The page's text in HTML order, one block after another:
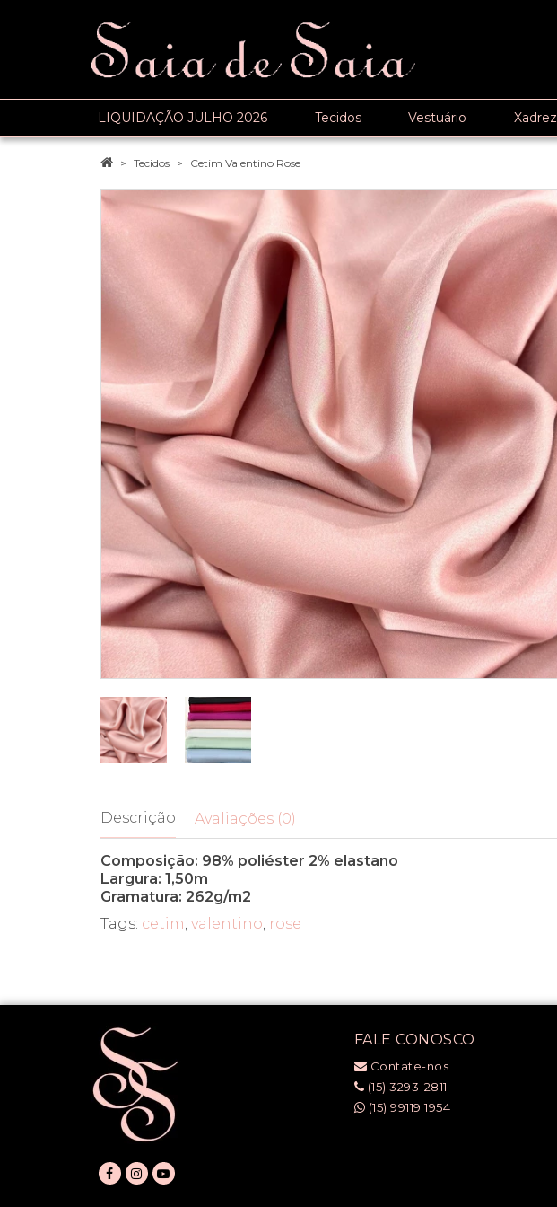
LIQUIDAÇÃO JULHO 2026 Tecidos Vestuário Xadrez
Tecidos Cetim Valentino Rose
Descrição Avaliações (0)
Composição: 98% poliéster 2% elastano
Largura: 1,50m
Gramatura: 262g/m2
Tags: cetim, valentino, rose
FALE CONOSCO
Contate-nos
(15) 3293-2811
(15) 99119 1954